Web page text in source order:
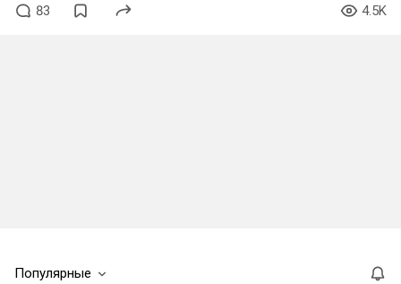
83 4.5K
Популярные